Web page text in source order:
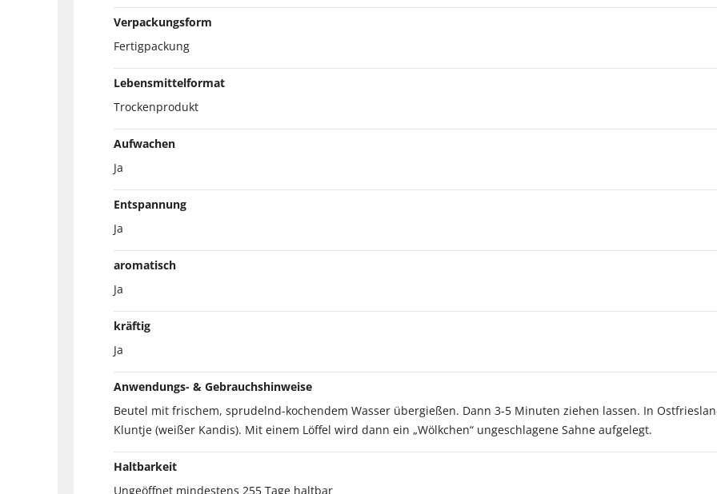
Verpackungsform
Fertigpackung
Lebensmittelformat
Trockenprodukt
Aufwachen
Ja
Entspannung
Ja
aromatisch
Ja
kräftig
Ja
Anwendungs- & Gebrauchshinweise
Beutel mit frischem, sprudelnd-kochendem Wasser übergießen. Dann 3-5 Minuten ziehen lassen. In
Kluntje (weißer Kandis). Mit einem Löffel wird dann ein „Wölkchen“ ungeschlagene Sahne aufgelegt.
Haltbarkeit
Ungeöffnet mindestens 255 Tage haltbar